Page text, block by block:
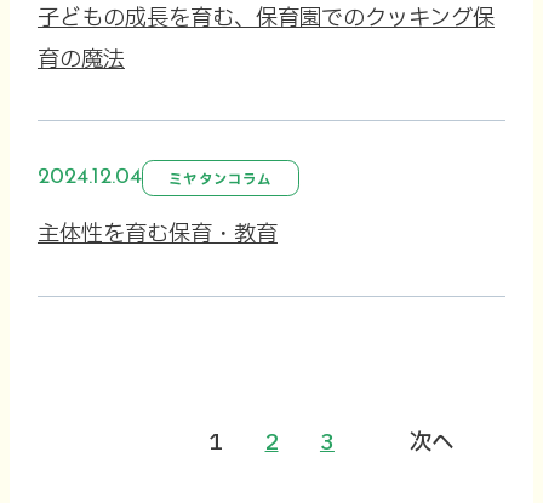
子どもの成長を育む、保育園でのクッキング保
育の魔法
2024.12.04 ミヤタンコラム
主体性を育む保育・教育
1 2 3 次へ